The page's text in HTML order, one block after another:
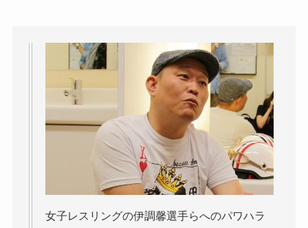
女子レスリングの伊調馨選手らへのパワハラ